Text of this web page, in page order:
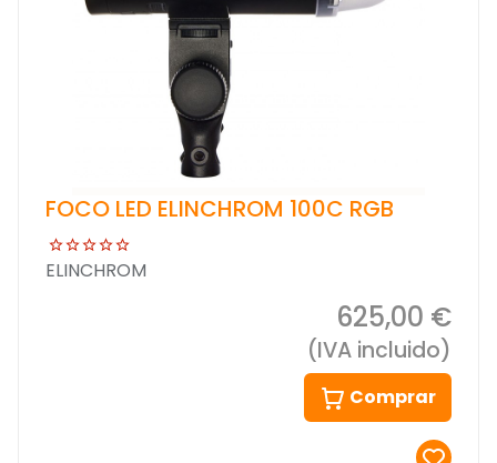
FOCO LED ELINCHROM 100C RGB
ELINCHROM
625,00 €
(IVA incluido)
Comprar